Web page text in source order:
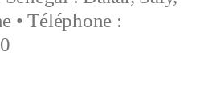
• Téléphone :